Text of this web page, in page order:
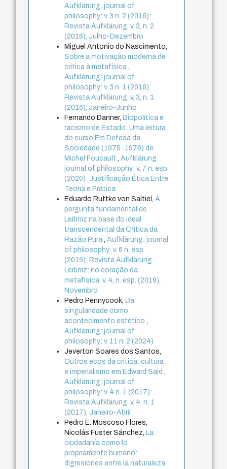
Aufklärung: journal of
philosophy: v. 3 n. 2 (2016):
Revista Aufklärung. v. 3, n. 2
(2016), Julho-Dezembro
Miguel Antonio do Nascimento,
Sobre a motivação moderna de
crítica à metafísica,
Aufklärung: journal of
philosophy: v. 3 n. 1 (2016):
Revista Aufklärung. v. 3, n. 1
(2016), Janeiro-Junho
Fernando Danner, Biopolítica e
racismo de Estado: Uma leitura
do curso Em Defesa da
Sociedade (1975-1976) de
Michel Foucault,Aufklärung:
journal of philosophy: v. 7 n. esp
(2020): Justificação Ética Entre
Teoria e Prática
Eduardo Ruttke von Saltiel,A
pergunta fundamental de
Leibniz na base do ideal
transcendental da Cŕitica da
Razão Pura,Aufklärung: journal
of philosophy: v. 6 n. esp.
(2019): Revista Aufklärung.
Leibniz: no coração da
metafísica. v. 4, n. esp. (2019),
Novembro
Pedro Pennycook, Da
singularidade como
acontecimento estético,
Aufklärung: journal of
philosophy: v. 11 n. 2 (2024)
Jeverton Soares dos Santos,
Outros ecos da crítica: cultura
e imperialismo em Edward Said,
Aufklärung: journal of
philosophy: v. 4 n. 1 (2017):
Revista Aufklärung. v. 4, n. 1
(2017), Janeiro-Abril
Pedro E. Moscoso Flores,
Nicolás Fuster Sánchez, La
ciudadanía como lo
propriamente humano:
digresiones entre la naturaleza